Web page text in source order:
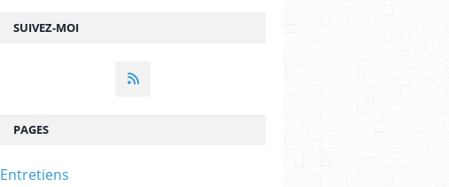
SUIVEZ-MOI
PAGES
Entretiens